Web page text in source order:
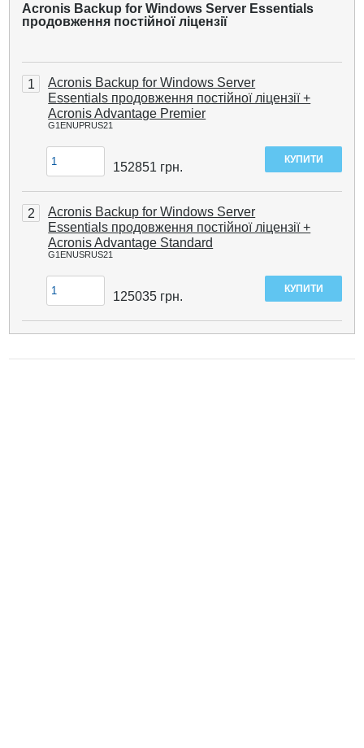
Acronis Backup for Windows Server Essentials
продовження постійної ліцензії
1
Acronis Backup for Windows Server
Essentials продовження постійної ліцензії +
Acronis Advantage Premier
G1ENUPRUS21
152851 грн.
2
Acronis Backup for Windows Server
Essentials продовження постійної ліцензії +
Acronis Advantage Standard
G1ENUSRUS21
125035 грн.